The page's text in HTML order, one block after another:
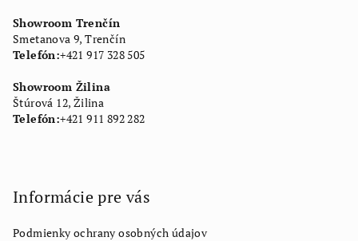
Showroom Trenčín
Smetanova 9, Trenčín
Telefón:+421 917 328 505
Showroom Žilina
Štúrová 12, Žilina
Telefón:+421 911 892 282
Informácie pre vás
Podmienky ochrany osobných údajov